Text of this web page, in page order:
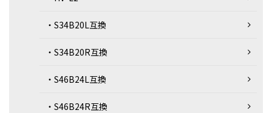
・S34B20L互換
・S34B20R互換
・S46B24L互換
・S46B24R互換